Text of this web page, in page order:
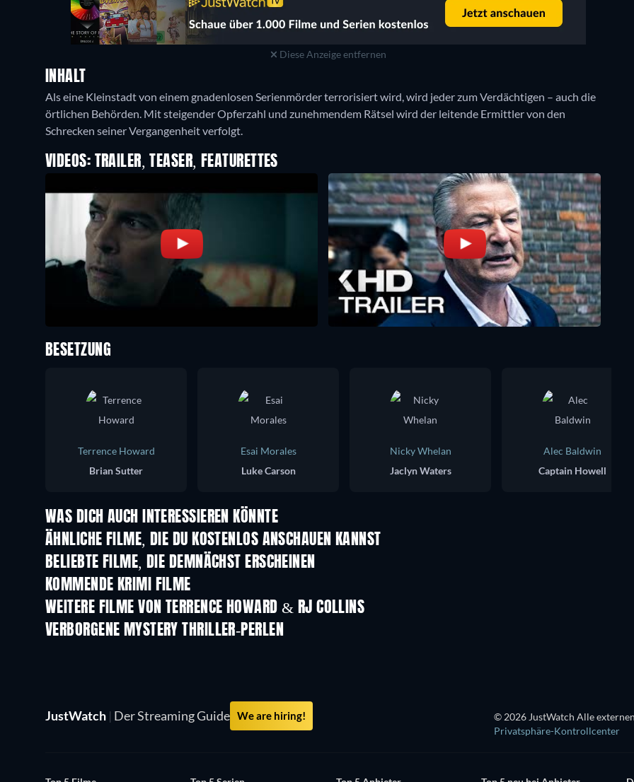
Diese Anzeige entfernen
INHALT
Als eine Kleinstadt von einem gnadenlosen Serienmörder terrorisiert wird, wird jeder zum Verdächtigen – auch die
örtlichen Behörden. Mit steigender Opferzahl und zunehmendem Rätsel wird der leitende Ermittler von den
Schrecken seiner Vergangenheit verfolgt.
VIDEOS: TRAILER, TEASER, FEATURETTES
BESETZUNG
Terrence Howard
Brian Sutter
Esai Morales
Luke Carson
Nicky Whelan
Jaclyn Waters
Alec Baldwin
Captain Howell
WAS DICH AUCH INTERESSIEREN KÖNNTE
ÄHNLICHE FILME, DIE DU KOSTENLOS ANSCHAUEN KANNST
BELIEBTE FILME, DIE DEMNÄCHST ERSCHEINEN
KOMMENDE KRIMI FILME
WEITERE FILME VON TERRENCE HOWARD & RJ COLLINS
VERBORGENE MYSTERY THRILLER-PERLEN
JustWatch | Der Streaming Guide We are hiring! © 2026 JustWatch Alle
Privatsphäre-Kontrollcenter